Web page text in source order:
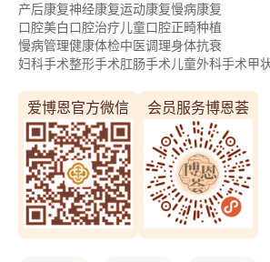
产后康复
口腔美白
慢病管理
妇科手术
神经康复
口腔治疗
健康体检
整形手术
运动康复
儿童口腔
中医调理
肛肠手术
慢病康复
正畸种植
身体抗衰
儿童外科手术甲
爱博恩官方微信 会员服务博恩荟